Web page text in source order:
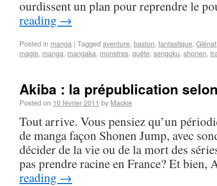
ourdissent un plan pour reprendre le
reading →
Posted in manga | Tagged aventure, baston, fantastique, Glénat
magie, manga, mangaka, monstres, quête, sengoku, shonen,
Akiba : la prépublication
Posted on 10 février 2011 by Mackie
Tout arrive. Vous pensiez qu’un
de manga façon Shonen Jump, avec
décider de la vie ou de la mort des
pas prendre racine en France? Et
reading →